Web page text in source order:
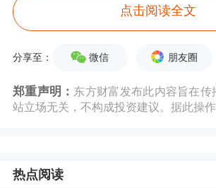
数据显示，截至到当天，
A股市值第八位，而贵州
位。工商银行（
行（601288.SH）、
（601939.SH）、
点击阅读全文
分享至： 微信 朋友圈
郑重声明： 东方财富发布此内容旨在传
站立场无关，不构成投资建议。据此操作
热点阅读